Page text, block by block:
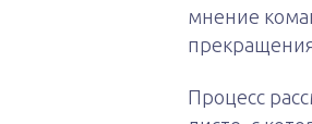
мнение
Процесс